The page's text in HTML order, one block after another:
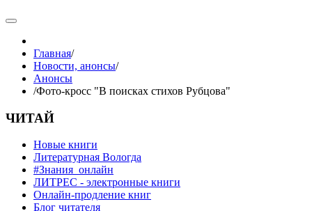
Главная/
Новости, анонсы/
Анонсы
/Фото-кросс "В поисках стихов Рубцова"
ЧИТАЙ
Новые книги
Литературная Вологда
#Знания_онлайн
ЛИТРЕС - электронные книги
Онлайн-продление книг
Блог читателя